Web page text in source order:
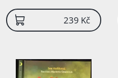
239 Kč